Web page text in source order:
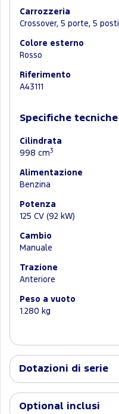
Carrozzeria
Crossover, 5 porte, 5 posti
Colore esterno
Rosso
Riferimento
A43111
Specifiche tecniche
Cilindrata
998 cm 3
Alimentazione
Benzina
Potenza
125 CV (92 kW)
Cambio
Manuale
Trazione
Anteriore
Peso a vuoto
1.280 kg
Dotazioni di serie
Optional inclusi